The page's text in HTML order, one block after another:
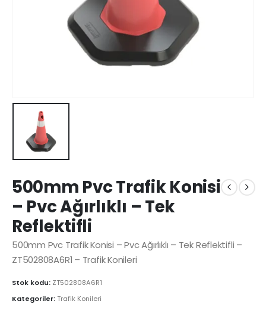
500mm Pvc Trafik Konisi
– Pvc Ağırlıklı – Tek
Reflektifli
500mm Pvc Trafik Konisi – Pvc Ağırlıklı – Tek Reflektifli –
ZT502808A6R1 – Trafik Konileri
Stok kodu: ZT502808A6R1
Kategoriler:Trafik Konileri